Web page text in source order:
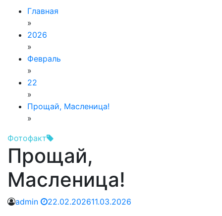
Главная
»
2026
»
Февраль
»
22
»
Прощай, Масленица!
»
Фотофакт
Прощай,
Масленица!
admin 22.02.202611.03.2026